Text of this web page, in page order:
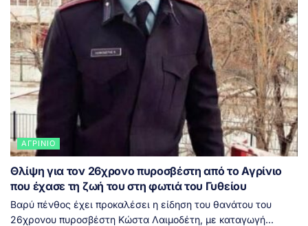
ΑΓΡΊΝΙΟ
Θλίψη για τον 26χρονο πυροσβέστη από το Αγρίνιο
που έχασε τη ζωή του στη φωτιά του Γυθείου
Βαρύ πένθος έχει προκαλέσει η είδηση του θανάτου του
26χρονου πυροσβέστη Κώστα Λαιμοδέτη, με καταγωγή...